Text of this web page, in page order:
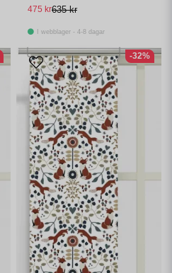
635 kr
475 kr
I webblager - 4-8 dagar
-32%